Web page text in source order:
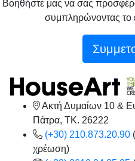
Βοηθήστε μας να σας
συμπληρώνοντας το
Ακτή Δυμαίων 10 &
Πάτρα, TK. 26222
(+30) 210.873.20.90
χρέωση)